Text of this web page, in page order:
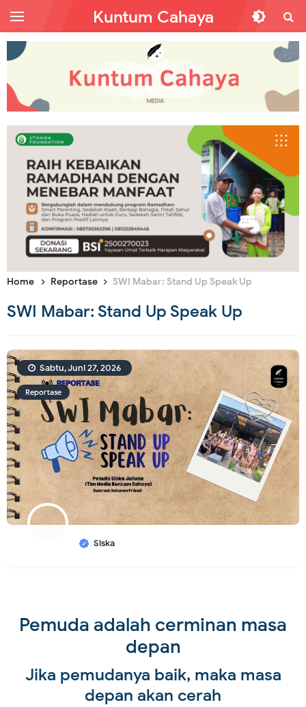
Kuntum Cahaya
Home Reportase SWI Mabar: Stand Up Speak Up
SWI Mabar: Stand Up Speak Up
Reportase
Siska
Sabtu, Juni 27, 2026
Pemuda adalah cerminan masa
depan
Jika pemudanya baik, maka masa
depan akan cerah